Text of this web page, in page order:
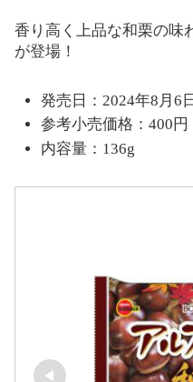
香り高く上品な和栗の味
が登場！
発売日：2024年8月6日
参考小売価格：400円
内容量：136g